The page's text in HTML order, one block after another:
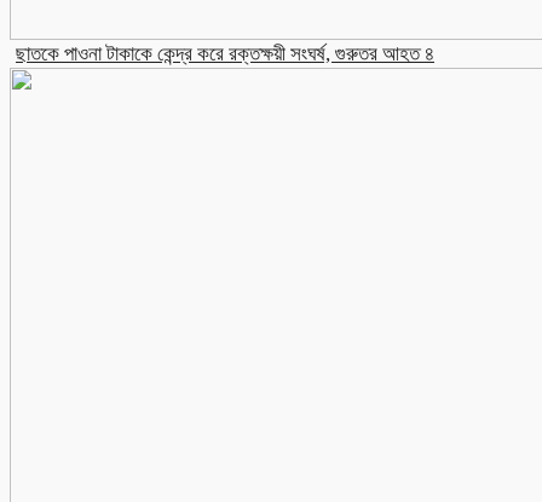
‎​ছাতকে পাওনা টাকাকে কেন্দ্র করে রক্তক্ষয়ী সংঘর্ষ, গুরুতর আহত ৪